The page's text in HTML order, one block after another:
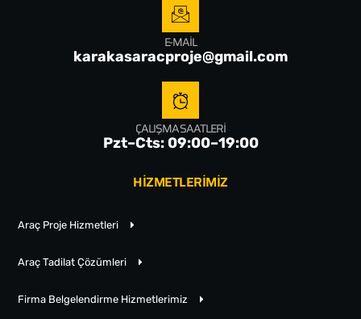
E-MAIL
karakasaracproje@gmail.com
ÇALIŞMA SAATLERI
Pzt–Cts: 09:00–19:00
HİZMETLERİMİZ
Araç Proje Hizmetleri
Araç Tadilat Çözümleri
Firma Belgelendirme Hizmetlerimiz